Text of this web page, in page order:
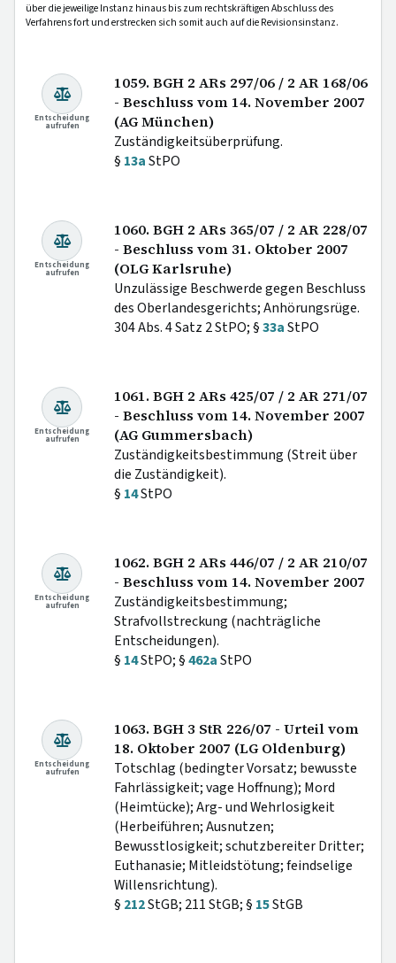
über die jeweilige Instanz hinaus bis zum rechtskräftigen Abschluss des
Verfahrens fort und erstrecken sich somit auch auf die Revisionsinstanz.
Entscheidung
aufrufen
1059. BGH 2 ARs 297/06 / 2 AR 168/06
- Beschluss vom 14. November 2007
(AG München)
Zuständigkeitsüberprüfung.
§ 13aStPO
Entscheidung
aufrufen
1060. BGH 2 ARs 365/07 / 2 AR 228/07
- Beschluss vom 31. Oktober 2007
(OLG Karlsruhe)
Unzulässige Beschwerde gegen Beschluss
des Oberlandesgerichts; Anhörungsrüge.
304 Abs. 4 Satz 2 StPO; §33aStPO
Entscheidung
aufrufen
1061. BGH 2 ARs 425/07 / 2 AR 271/07
- Beschluss vom 14. November 2007
(AG Gummersbach)
Zuständigkeitsbestimmung (Streit über
die Zuständigkeit).
§ 14StPO
Entscheidung
aufrufen
1062. BGH 2 ARs 446/07 / 2 AR 210/07
- Beschluss vom 14. November 2007
Zuständigkeitsbestimmung;
Strafvollstreckung (nachträgliche
Entscheidungen).
§ 14StPO; §462aStPO
Entscheidung
aufrufen
1063. BGH 3 StR 226/07 - Urteil vom
18. Oktober 2007 (LG Oldenburg)
Totschlag (bedingter Vorsatz; bewusste
Fahrlässigkeit; vage Hoffnung); Mord
(Heimtücke); Arg- und Wehrlosigkeit
(Herbeiführen; Ausnutzen;
Bewusstlosigkeit; schutzbereiter Dritter;
Euthanasie; Mitleidstötung; feindselige
Willensrichtung).
§ 212StGB; 211 StGB; § 15StGB